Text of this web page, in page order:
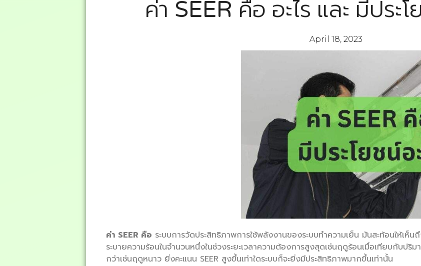
ค่า SEER คือ อะไร และ มีประโ
April 18, 2023
ค่า SEER คือ ระบบการวัดประสิทธิภาพการใช้พลังงานของระบบทำความเย็น มันสะท้อนให้เห็
ระบายความร้อนในจำนวนหนึ่งในช่วงระยะเวลาความต้องการสูงสุดเช่นฤดูร้อนเมื่อเทียบกับป
กว่าเช่นฤดูหนาว ยิ่งคะแนน SEER สูงขึ้นเท่าใดระบบก็จะยิ่งมีประสิทธิภาพมากขึ้นเท่านั้น